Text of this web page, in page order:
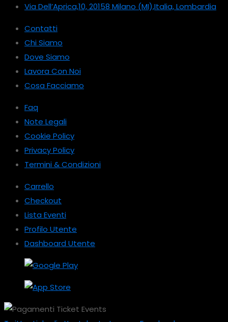
Via Dell’Aprica,10, 20158 Milano (MI),Italia, Lombardia
Contatti
Chi Siamo
Dove Siamo
Lavora Con Noi
Cosa Facciamo
Faq
Note Legali
Cookie Policy
Privacy Policy
Termini & Condizioni
Carrello
Checkout
Lista Eventi
Profilo Utente
Dashboard Utente